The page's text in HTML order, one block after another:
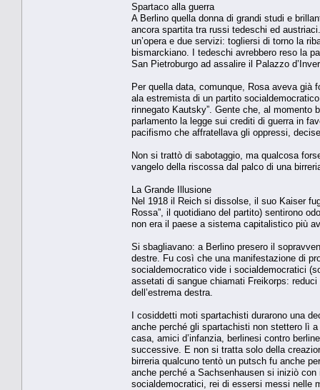
Spartaco alla guerra
A Berlino quella donna di grandi studi e
ancora spartita tra russi tedeschi ed
un’opera e due servizi: togliersi di torno la
bismarckiano. I tedeschi avrebbero reso la
San Pietroburgo ad assalire il Palazzo
Per quella data, comunque, Rosa aveva già
ala estremista di un partito
rinnegato Kautsky”. Gente che, al momento
parlamento la legge sui crediti di guerra in
pacifismo che affratellava gli oppressi,
Non si trattò di sabotaggio, ma qualcosa
vangelo della riscossa dal palco di una
La Grande Illusione
Nel 1918 il Reich si dissolse, il suo Kaiser
Rossa”, il quotidiano del partito) sentirono
non era il paese a sistema capitalistico più
Si sbagliavano: a Berlino presero il
destre. Fu così che una manifestazione di
socialdemocratico vide i socialdemocratici
assetati di sangue chiamati Freikorps:
dell’estrema destra.
I cosiddetti moti spartachisti durarono una
anche perché gli spartachisti non stettero lì
casa, amici d’infanzia, berlinesi contro
successive. E non si tratta solo della
birreria qualcuno tentò un putsch fu anche
anche perché a Sachsenhausen si iniziò
socialdemocratici, rei di essersi messi nelle